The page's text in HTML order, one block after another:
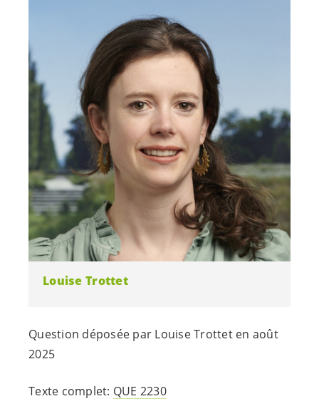
Louise Trottet
Question déposée par Louise Trottet en août
2025
Texte complet: QUE 2230